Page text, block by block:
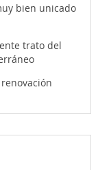
bien unicado
trato del